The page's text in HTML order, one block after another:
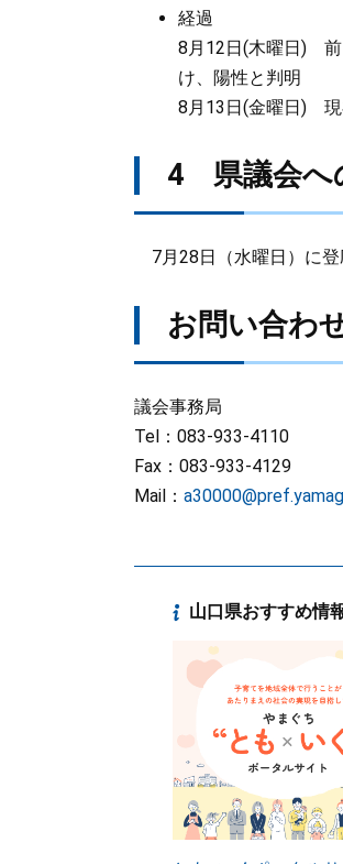
経過
8月12日(木曜日) 前
け、陽性と判明
8月13日(金曜日) 現
4 県議会へ
7月28日（水曜日）に登
お問い合わ
議会事務局
Tel：083-933-4110
Fax：083-933-4129
Mail：
山口県おすすめ情